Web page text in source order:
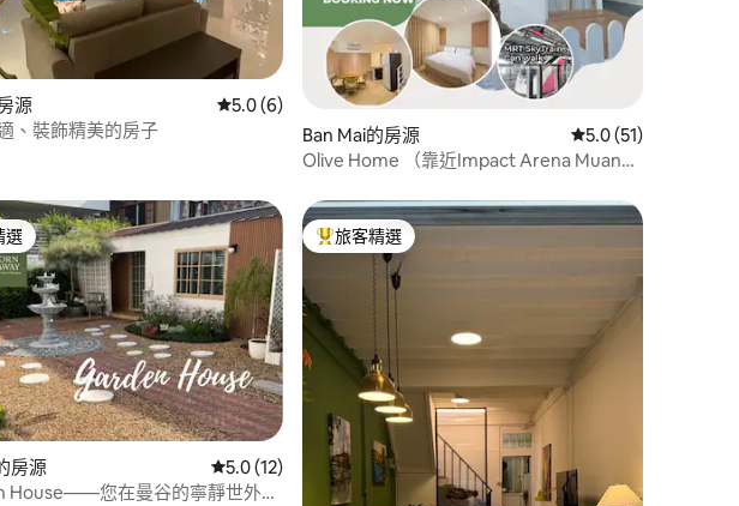
的平均評分（滿分 5 分）
源 從 6 則評價中獲得 5.0 的平均評分（滿分 5 分）
5.0 (6)
、裝飾精美的房子
Ban Mai的房源 從 51 則評價中獲得
5.0 (51)
Olive Home （靠近Impact Arena Muang
的平均評分（滿分 5 分）
選
選
房源 從 12 則評價中獲得 5.0 的平均評分（滿分 5 分）
5.0 (12)
House——您在曼谷的寧靜世外桃
旅客精選榜首
旅客精選